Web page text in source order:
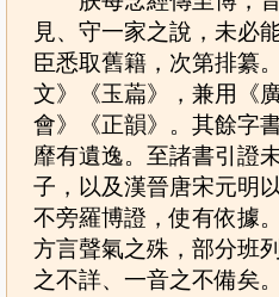
見、守一家之說，未必
臣悉取舊籍，次第排纂
文》《玉萹》，兼用《
會》《正韻》。其餘字
靡有遺逸。至諸書引證
子，以及漢晉唐宋元明
不旁羅博證，使有依據
方言聲氣之殊，部分班
之不詳、一音之不備矣